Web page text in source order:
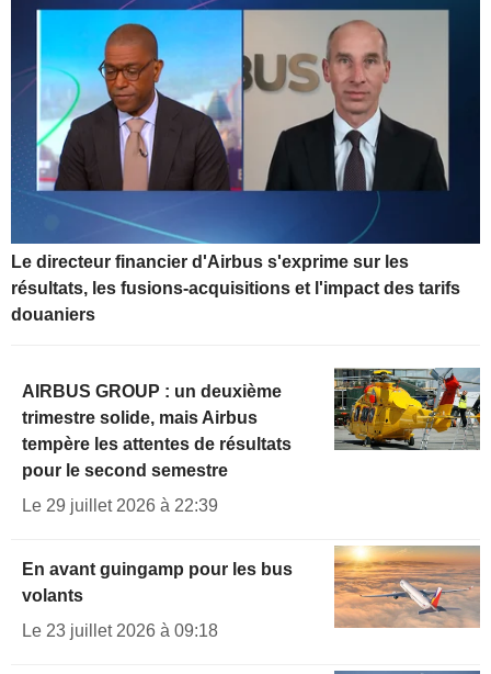
Le directeur financier d'Airbus s'exprime sur les
résultats, les fusions-acquisitions et l'impact des tarifs
douaniers
AIRBUS GROUP : un deuxième
trimestre solide, mais Airbus
tempère les attentes de résultats
pour le second semestre
Le 29 juillet 2026 à 22:39
En avant guingamp pour les bus
volants
Le 23 juillet 2026 à 09:18